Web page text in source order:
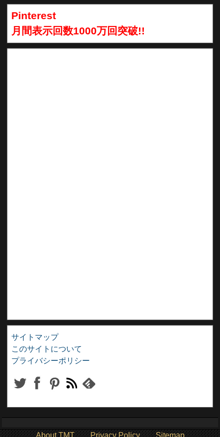
Pinterest
月間表示回数1000万回突破!!
サイトマップ
このサイトについて
プライバシーポリシー
About TMT Privacy Policy Sitemap